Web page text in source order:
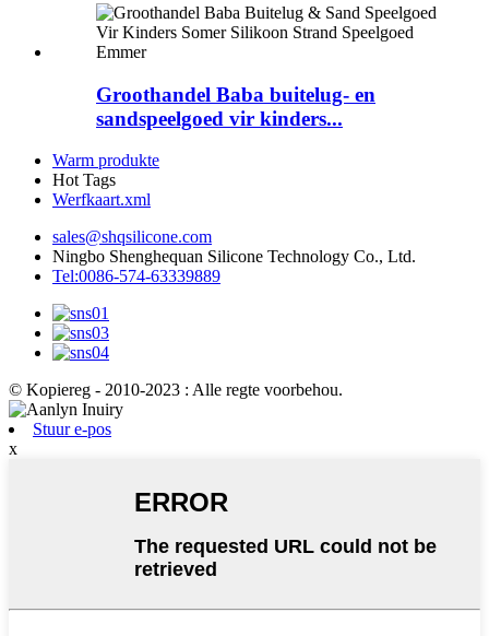
Groothandel Baba buitelug- en
sandspeelgoed vir kinders...
Warm produkte
Hot Tags
Werfkaart.xml
sales@shqsilicone.com
Ningbo Shenghequan Silicone Technology Co., Ltd.
Tel:0086-574-63339889
© Kopiereg - 2010-2023 : Alle regte voorbehou.
Stuur e-pos
x